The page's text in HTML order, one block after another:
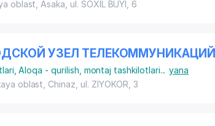
oblast, Asaka, ul. SOXIL BUYI , 6
УЗЕЛ ТЕЛЕКОММУНИКАЦИЙ
,Aloqa - qurilish, montaj tashkilotlari... yana
oblast, Chinaz, ul. ZIYOKOR , 3